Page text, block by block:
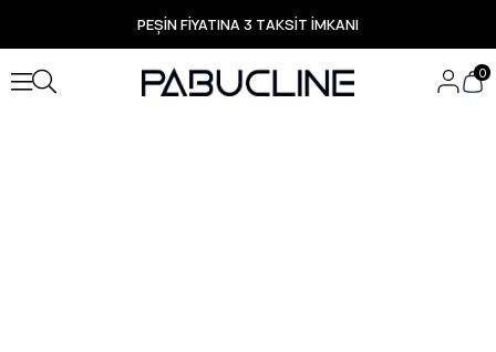
PEŞİN FİYATINA 3 TAKSİT İMKANI
TÜM ÜRÜNLERDE ÜCRETSİZ KARGO
Yeni Sezon Ürünlerde Özel Fırsatlar
Seçili Ürünlerde Hızlı Teslimat
0